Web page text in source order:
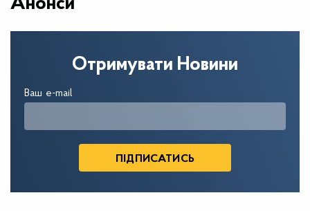
Анонси
Отримувати Новини
Ваш e-mail